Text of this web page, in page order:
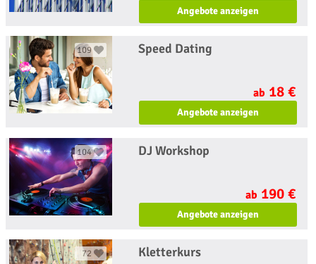
Angebote anzeigen
109 Speed Dating
ab 18 €
Angebote anzeigen
104 DJ Workshop
ab 190 €
Angebote anzeigen
72 Kletterkurs